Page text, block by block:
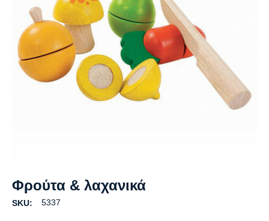
Φρούτα & λαχανικά
SKU: 5337